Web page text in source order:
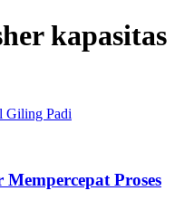
kapasitas
Proses